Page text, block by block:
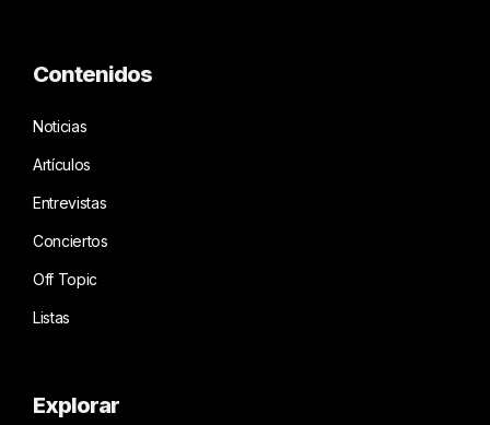
Contenidos
Noticias
Artículos
Entrevistas
Conciertos
Off Topic
Listas
Explorar